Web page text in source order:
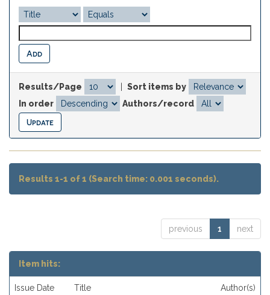
Results/Page
Sort items by
In order
Authors/record
Results 1-1 of 1 (Search time: 0.001 seconds).
previous 1 next
Item hits:
Issue Date Title Author(s)